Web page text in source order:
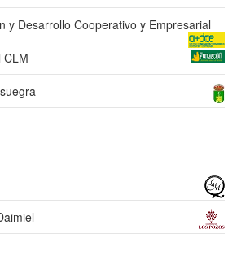
y Desarrollo Cooperativo y Empresarial
CLM